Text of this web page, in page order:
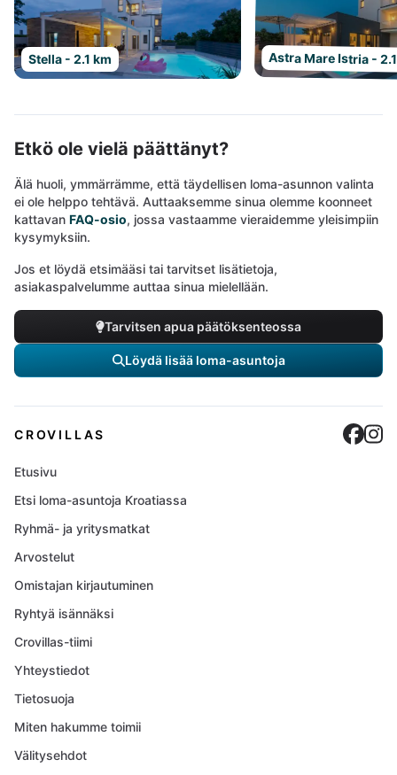
Stella - 2.1 km Astra Mare Istria -
Etkö ole vielä päättänyt?
Älä huoli, ymmärrämme, että täydellisen loma-asunnon valinta
ei ole helppo tehtävä. Auttaaksemme sinua olemme koonneet
kattavan FAQ-osio, jossa vastaamme vieraidemme yleisimpiin
kysymyksiin.
Jos et löydä etsimääsi tai tarvitset lisätietoja,
asiakaspalvelumme auttaa sinua mielellään.
Tarvitsen apua päätöksenteossa
Löydä lisää loma-asuntoja
CROVILLAS
Etusivu
Etsi loma-asuntoja Kroatiassa
Ryhmä- ja yritysmatkat
Arvostelut
Omistajan kirjautuminen
Ryhtyä isännäksi
Crovillas-tiimi
Yhteystiedot
Tietosuoja
Miten hakumme toimii
Välitysehdot